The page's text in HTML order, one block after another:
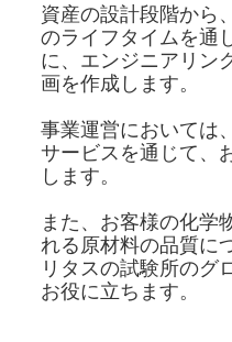
資産の設計段階から
のライフタイムを通
に、エンジニアリン
画を作成します。
事業運営においては
サービスを通じて、
します。
また、お客様の化学
れる原材料の品質に
リタスの試験所のグ
お役に立ちます。